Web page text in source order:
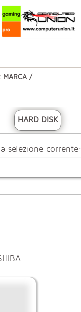
MARCA /
HARD DISK
selezione corrente: